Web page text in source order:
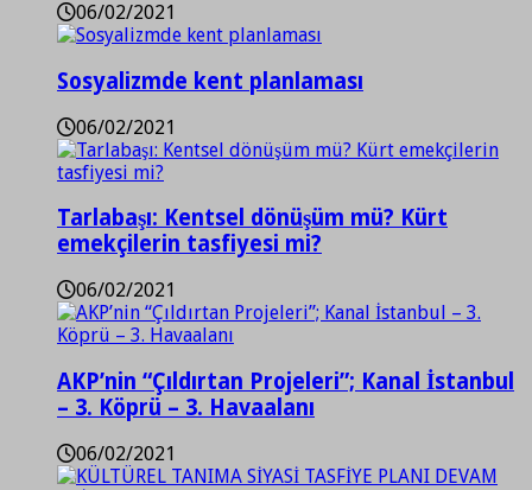
06/02/2021
Sosyalizmde kent planlaması
06/02/2021
Tarlabaşı: Kentsel dönüşüm mü? Kürt
emekçilerin tasfiyesi mi?
06/02/2021
AKP’nin “Çıldırtan Projeleri”; Kanal İstanbul
– 3. Köprü – 3. Havaalanı
06/02/2021